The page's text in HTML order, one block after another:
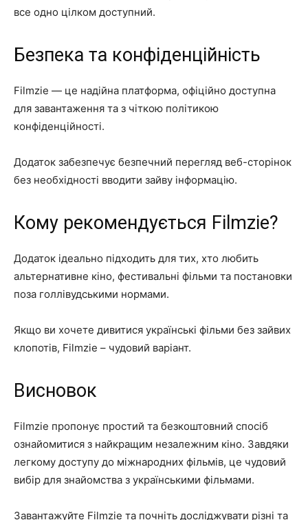
все одно цілком доступний.
Безпека та конфіденційність
Filmzie — це надійна платформа, офіційно доступна
для завантаження та з чіткою політикою
конфіденційності.
Додаток забезпечує безпечний перегляд веб-сторінок
без необхідності вводити зайву інформацію.
Кому рекомендується Filmzie?
Додаток ідеально підходить для тих, хто любить
альтернативне кіно, фестивальні фільми та постановки
поза голлівудськими нормами.
Якщо ви хочете дивитися українські фільми без зайвих
клопотів, Filmzie – чудовий варіант.
Висновок
Filmzie пропонує простий та безкоштовний спосіб
ознайомитися з найкращим незалежним кіно. Завдяки
легкому доступу до міжнародних фільмів, це чудовий
вибір для знайомства з українськими фільмами.
Завантажуйте Filmzie та почніть досліджувати різні та